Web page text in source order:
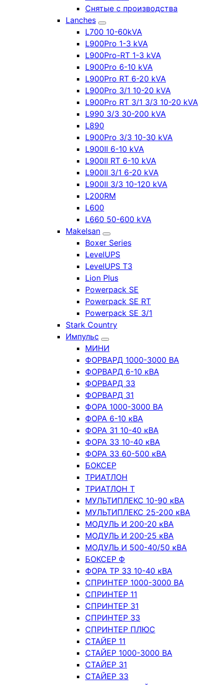
Снятые с производства
Lanches
L700 10-60kVA
L900Pro 1-3 kVA
L900Pro-RT 1-3 kVA
L900Pro 6-10 kVA
L900Pro RT 6-20 kVA
L900Pro 3/1 10-20 kVA
L900Pro RT 3/1 3/3 10-20 kVA
L990 3/3 30-200 kVA
L890
L900Pro 3/3 10-30 kVA
L900II 6-10 kVA
L900II RT 6-10 kVA
L900II 3/1 6-20 kVA
L900II 3/3 10-120 kVA
L200RM
L600
L660 50-600 kVA
Makelsan
Boxer Series
LevelUPS
LevelUPS T3
Lion Plus
Powerpack SE
Powerpack SE RT
Powerpack SE 3/1
Stark Country
Импульс
МИНИ
ФОРВАРД 1000-3000 ВА
ФОРВАРД 6-10 кВА
ФОРВАРД 33
ФОРВАРД 31
ФОРА 1000-3000 ВА
ФОРА 6-10 кВА
ФОРА 31 10-40 кВА
ФОРА 33 10-40 кВА
ФОРА 33 60-500 кВА
БОКСЕР
ТРИАТЛОН
ТРИАТЛОН Т
МУЛЬТИПЛЕКС 10-90 кВА
МУЛЬТИПЛЕКС 25-200 кВА
МОДУЛЬ И 200-20 кВА
МОДУЛЬ И 200-25 кВА
МОДУЛЬ И 500-40/50 кВА
БОКСЕР Ф
ФОРА ТР 33 10-40 кВА
СПРИНТЕР 1000-3000 ВА
СПРИНТЕР 11
СПРИНТЕР 31
СПРИНТЕР 33
СПРИНТЕР ПЛЮС
СТАЙЕР 11
СТАЙЕР 1000-3000 ВА
СТАЙЕР 31
СТАЙЕР 33